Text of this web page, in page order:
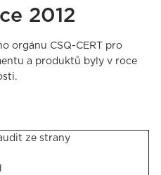
2012
orgánu CSQ-CERT pro
a produktů byly v roce
ze strany